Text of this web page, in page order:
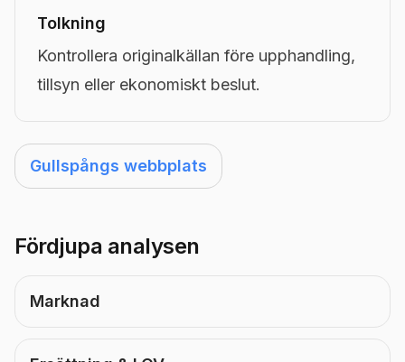
Tolkning
Kontrollera originalkällan före upphandling,
tillsyn eller ekonomiskt beslut.
Gullspångs webbplats
Fördjupa analysen
Marknad